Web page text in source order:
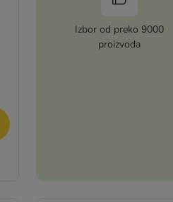
Izbor od preko 9000
proizvoda